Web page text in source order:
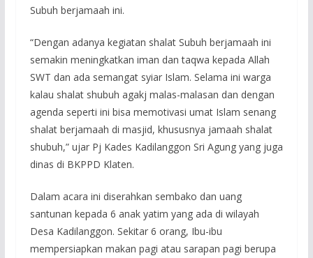
Subuh berjamaah ini.
“Dengan adanya kegiatan shalat Subuh berjamaah ini
semakin meningkatkan iman dan taqwa kepada Allah
SWT dan ada semangat syiar Islam. Selama ini warga
kalau shalat shubuh agakj malas-malasan dan dengan
agenda seperti ini bisa memotivasi umat Islam senang
shalat berjamaah di masjid, khususnya jamaah shalat
shubuh,” ujar Pj Kades Kadilanggon Sri Agung yang juga
dinas di BKPPD Klaten.
Dalam acara ini diserahkan sembako dan uang
santunan kepada 6 anak yatim yang ada di wilayah
Desa Kadilanggon. Sekitar 6 orang, Ibu-ibu
mempersiapkan makan pagi atau sarapan pagi berupa